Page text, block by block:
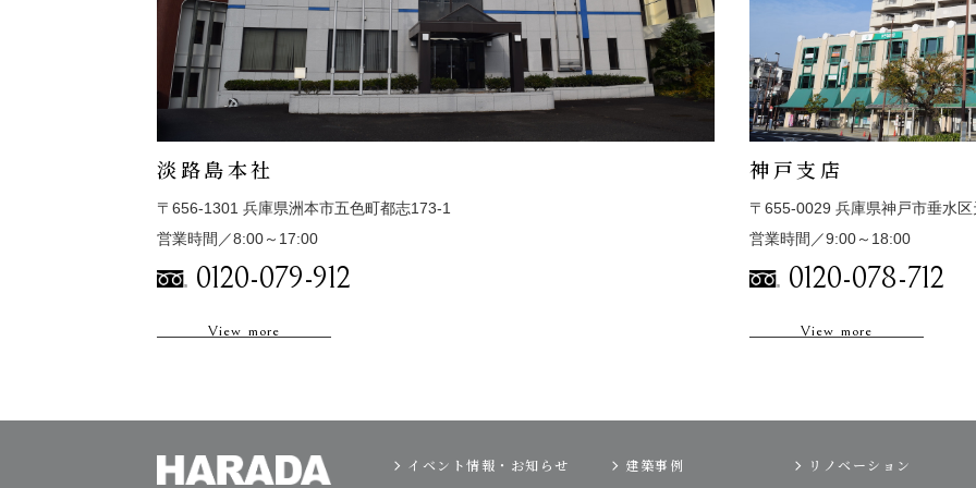
淡路島本社
〒656-1301 兵庫県洲本市五色町都志173-1
営業時間／8:00～17:00
0120-079-912
View more
神戸支店
〒655-0029 兵庫県神戸市垂水
営業時間／9:00～18:00
0120-078-712
View more
イベント情報・お知らせ
建築事例
リノベーション